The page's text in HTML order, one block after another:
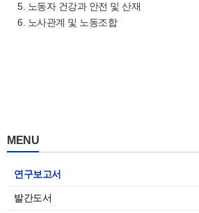
5. 노동자 건강과 안전 및 산재
6. 노사관계 및 노동조합
MENU
연구보고서
발간도서